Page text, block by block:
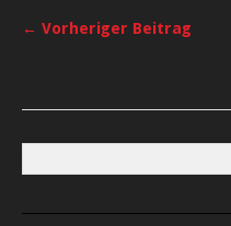
← Vorheriger Beitrag